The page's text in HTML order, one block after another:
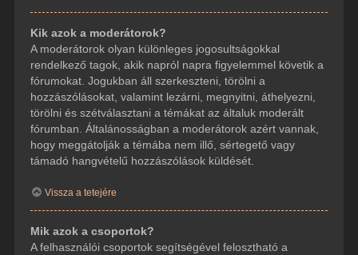
Kik azok a moderátorok?
A moderátorok olyan különleges jogosultságokkal
rendelkező tagok, akik napról napra figyelemmel követik a
fórumokat. Jogukban áll szerkeszteni, törölni a
hozzászólásokat, valamint lezárni, megnyitni, áthelyezni,
törölni és szétválasztani a témákat az általuk moderált
fórumban. Általánosságban a moderátorok azért vannak,
hogy meggátolják a témába nem illő, sértegető vagy
támadó hangvételű hozzászólások küldését.
Vissza a tetejére
Mik azok a csoportok?
A felhasználói csoportok segítségével felosztható a